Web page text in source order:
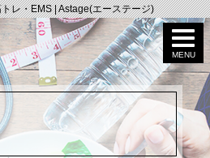
レ・EMS | Astage(エーステージ)